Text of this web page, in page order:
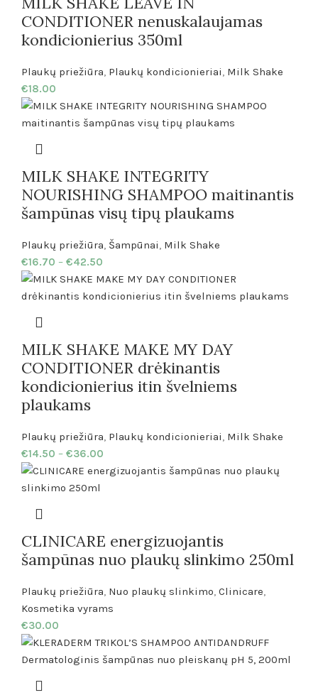
CONDITIONER nenuskalaujamas
kondicionierius 350ml
Plaukų priežiūra, Plaukų kondicionieriai, Milk Shake
€18.00
MILK SHAKE INTEGRITY
NOURISHING SHAMPOO maitinantis
šampūnas visų tipų plaukams
Plaukų priežiūra, Šampūnai, Milk Shake
€16.70 – €42.50
MILK SHAKE MAKE MY DAY
CONDITIONER drėkinantis
kondicionierius itin švelniems
plaukams
Plaukų priežiūra, Plaukų kondicionieriai, Milk Shake
€14.50 – €36.00
CLINICARE energizuojantis
šampūnas nuo plaukų slinkimo 250ml
Plaukų priežiūra, Nuo plaukų slinkimo, Clinicare,
Kosmetika vyrams
€30.00